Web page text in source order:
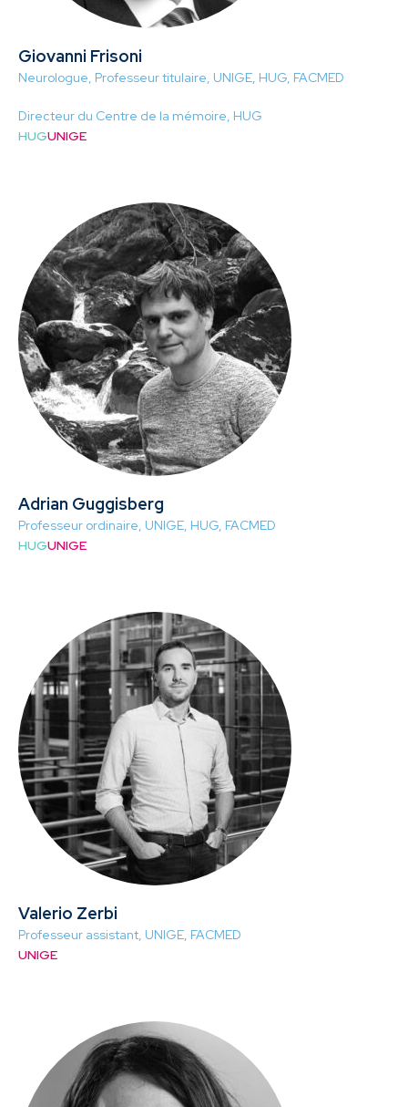
Giovanni Frisoni
Neurologue, Professeur titulaire, UNIGE, HUG, FACMED
Directeur du Centre de la mémoire, HUG
HUGUNIGE
Adrian Guggisberg
Professeur ordinaire, UNIGE, HUG, FACMED
HUGUNIGE
Valerio Zerbi
Professeur assistant, UNIGE, FACMED
UNIGE